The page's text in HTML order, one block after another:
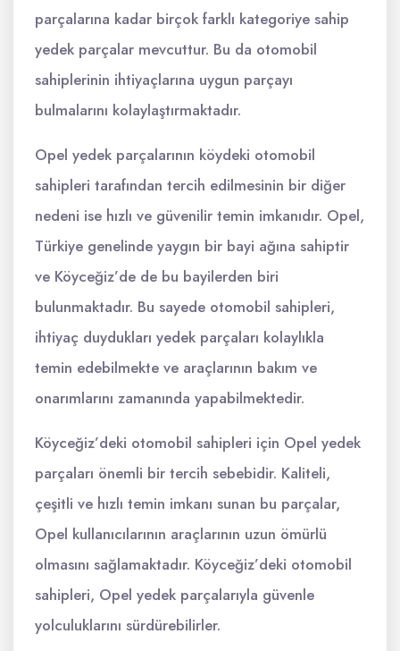
parçalarına kadar birçok farklı kategoriye sahip
yedek parçalar mevcuttur. Bu da otomobil
sahiplerinin ihtiyaçlarına uygun parçayı
bulmalarını kolaylaştırmaktadır.
Opel yedek parçalarının köydeki otomobil
sahipleri tarafından tercih edilmesinin bir diğer
nedeni ise hızlı ve güvenilir temin imkanıdır. Opel,
Türkiye genelinde yaygın bir bayi ağına sahiptir
ve Köyceğiz’de de bu bayilerden biri
bulunmaktadır. Bu sayede otomobil sahipleri,
ihtiyaç duydukları yedek parçaları kolaylıkla
temin edebilmekte ve araçlarının bakım ve
onarımlarını zamanında yapabilmektedir.
Köyceğiz’deki otomobil sahipleri için Opel yedek
parçaları önemli bir tercih sebebidir. Kaliteli,
çeşitli ve hızlı temin imkanı sunan bu parçalar,
Opel kullanıcılarının araçlarının uzun ömürlü
olmasını sağlamaktadır. Köyceğiz’deki otomobil
sahipleri, Opel yedek parçalarıyla güvenle
yolculuklarını sürdürebilirler.